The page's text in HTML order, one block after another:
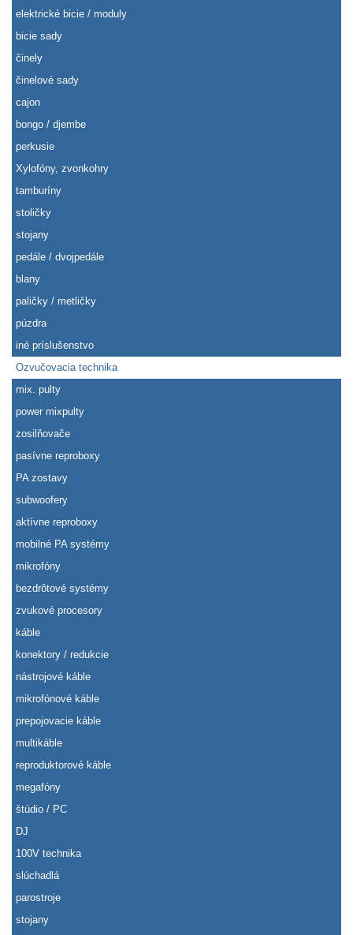
elektrické bicie / moduly
bicie sady
činely
činelové sady
cajon
bongo / djembe
perkusie
Xylofóny, zvonkohry
tamburíny
stoličky
stojany
pedále / dvojpedále
blany
paličky / metličky
púzdra
iné príslušenstvo
Ozvučovacia technika
mix. pulty
power mixpulty
zosilňovače
pasívne reproboxy
PA zostavy
subwoofery
aktívne reproboxy
mobilné PA systémy
mikrofóny
bezdrôtové systémy
zvukové procesory
káble
konektory / redukcie
nástrojové káble
mikrofónové káble
prepojovacie káble
multikáble
reproduktorové káble
megafóny
štúdio / PC
DJ
100V technika
slúchadlá
parostroje
stojany